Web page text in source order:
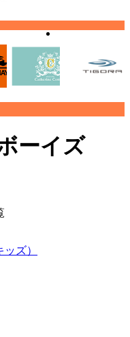
ーイズ
ズ）